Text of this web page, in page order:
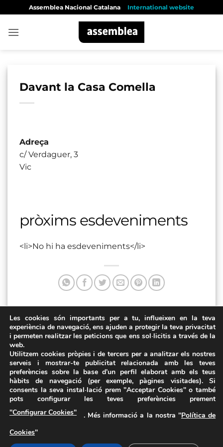
content
Assemblea Nacional Catalana International website
Davant la Casa Comella
Adreça
c/ Verdaguer, 3
Vic
pròxims esdeveniments
<li>No hi ha esdeveniments</li>
Aquesta entrada va ser publicada a . Marqui com a favorit
elEnllaç permanent.
Passeig Ciutat de Girona Rambla Riera Ginjolers
FAQs
Carrer de la Marina, 315, 08025 Barcelona · 93 347 17 14
Les cookies són importants per a tu, influeixen en la teva
experiència de navegació, ens ajuden a protegir la teva privacitat
i permeten realitzar les peticions que ens sol·licitis a través de la
web.
Utilitzem cookies pròpies i de tercers per a analitzar els nostres
serveis i mostrar-te publicitat relacionada amb les teves
preferències sobre la base d’un perfil elaborat amb els teus
hàbits de navegació (per exemple, pàgines visitades). Si
consents la seva instal·lació prem "Acceptar Cookies" o també
pots configurar les teves preferències prement
"Configurar Cookies"
. Més informació a la nostra "Política de
Cookies"